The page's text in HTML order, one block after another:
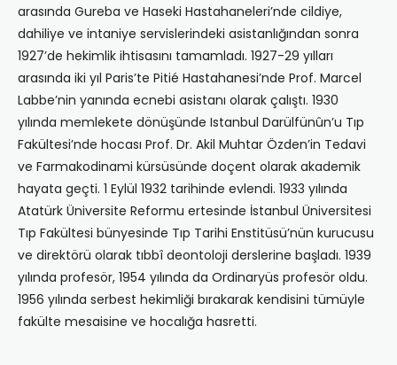
arasında Gureba ve Haseki Hastahaneleri’nde cildiye,
dahiliye ve intaniye servislerindeki asistanlığından sonra
1927’de hekimlik ihtisasını tamamladı. 1927-29 yılları
arasında iki yıl Paris’te Pitié Hastahanesi’nde Prof. Marcel
Labbe’nin yanında ecnebi asistanı olarak çalıştı. 1930
yılında memlekete dönüşünde Istanbul Darülfünûn’u Tıp
Fakültesi’nde hocası Prof. Dr. Akil Muhtar Özden’in Tedavi
ve Farmakodinami kürsüsünde doçent olarak akademik
hayata geçti. 1 Eylül 1932 tarihinde evlendi. 1933 yılında
Atatürk Üniversite Reformu ertesinde İstanbul Üniversitesi
Tıp Fakültesi bünyesinde Tıp Tarihi Enstitüsü’nün kurucusu
ve direktörü olarak tıbbî deontoloji derslerine başladı. 1939
yılında profesör, 1954 yılında da Ordinaryüs profesör oldu.
1956 yılında serbest hekimliği bırakarak kendisini tümüyle
fakülte mesaisine ve hocalığa hasretti.